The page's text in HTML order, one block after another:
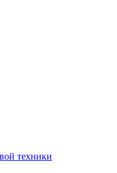
техники